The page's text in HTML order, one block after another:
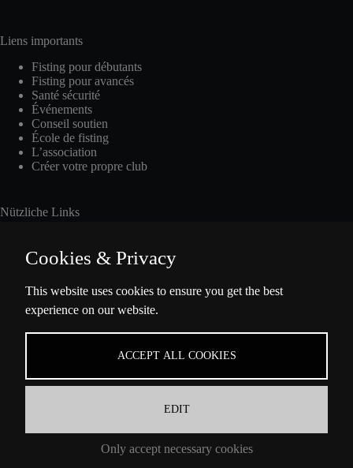
Liens importants
Fisting pour débutants
Fisting pour avancés
Santé sécurité
Événements
Conseil soutien
École de fisting
L’association
Créer votre propre club
Nützliche Links
Presse
Über Uns
Ella-Barowsky-Str. 47 10829 Berlin
Cookies & Privacy
This website uses cookies to ensure you get the best
experience on our website.
ACCEPT ALL COOKIES
EDIT
Only accept necessary cookies